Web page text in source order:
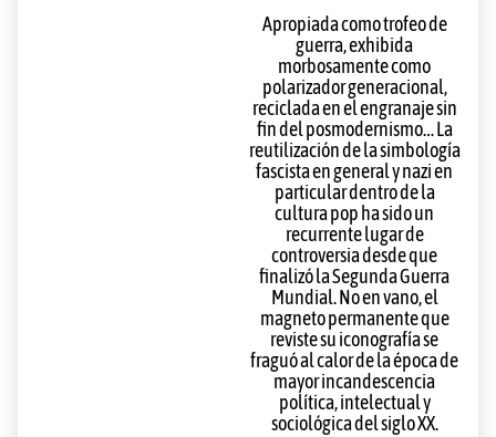
Apropiada como trofeo de
guerra, exhibida
morbosamente como
polarizador generacional,
reciclada en el engranaje sin
fin del posmodernismo… La
reutilización de la simbología
fascista en general y nazi en
particular dentro de la
cultura pop ha sido un
recurrente lugar de
controversia desde que
finalizó la Segunda Guerra
Mundial. No en vano, el
magneto permanente que
reviste su iconografía se
fraguó al calor de la época de
mayor incandescencia
política, intelectual y
sociológica del siglo XX.